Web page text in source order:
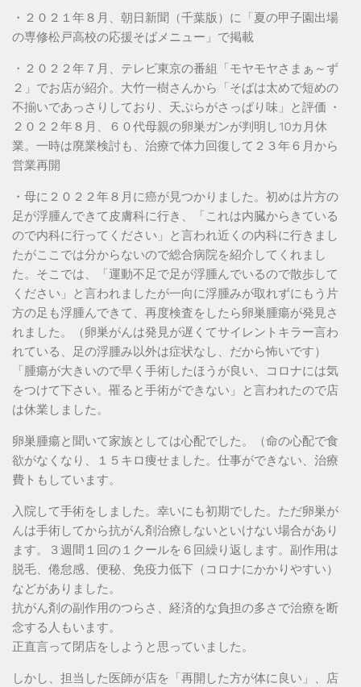
・２０２１年８月、朝日新聞（千葉版）に「夏の甲子園出場
の専修松戸高校の応援そばメニュー」で掲載
・２０２２年７月、テレビ東京の番組「モヤモヤさまぁ～ず
２」でお店が紹介。大竹一樹さんから「そばは太めで短めの
不揃いであっさりしており、天ぷらがさっぱり味」と評価 ・
２０２２年８月、６０代母親の卵巣ガンが判明し10カ月休
業。一時は廃業検討も、治療で体力回復して２３年６月から
営業再開
・母に２０２２年８月に癌が見つかりました。初めは片方の
足が浮腫んできて皮膚科に行き、「これは内臓からきている
ので内科に行ってください」と言われ近くの内科に行きまし
たがここでは分からないので総合病院を紹介してくれまし
た。そこでは、「運動不足で足が浮腫んでいるので散歩して
ください」と言われましたが一向に浮腫みが取れずにもう片
方の足も浮腫んできて、再度検査をしたら卵巣腫瘍が発見さ
れました。（卵巣がんは発見が遅くてサイレントキラー言わ
れている、足の浮腫み以外は症状なし、だから怖いです）
「腫瘍が大きいので早く手術したほうが良い、コロナには気
をつけて下さい。罹ると手術ができない」と言われたので店
は休業しました。
卵巣腫瘍と聞いて家族としては心配でした。（命の心配で食
欲がなくなり、１５キロ痩せました。仕事ができない、治療
費トもしています。
入院して手術をしました。幸いにも初期でした。ただ卵巣が
んは手術してから抗がん剤治療しないといけない場合があり
ます。３週間１回の１クールを６回繰り返します。副作用は
脱毛、倦怠感、便秘、免疫力低下（コロナにかかりやすい）
などがありました。
抗がん剤の副作用のつらさ、経済的な負担の多さで治療を断
念する人もいます。
正直言って閉店をしようと思っていました。
しかし、担当した医師が店を「再開した方が体に良い」、店